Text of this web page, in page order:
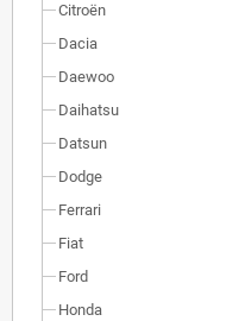
Citroën
Dacia
Daewoo
Daihatsu
Datsun
Dodge
Ferrari
Fiat
Ford
Honda